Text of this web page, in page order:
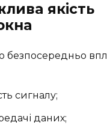
якість
безпосередньо
сигналу;
даних;